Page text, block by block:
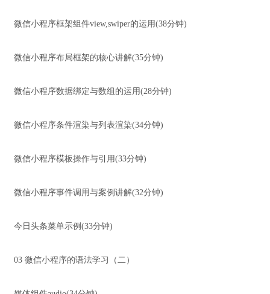
微信小程序框架组件view,swiper的运用(38分钟)
微信小程序布局框架的核心讲解(35分钟)
微信小程序数据绑定与数组的运用(28分钟)
微信小程序条件渲染与列表渲染(34分钟)
微信小程序模板操作与引用(33分钟)
微信小程序事件调用与案例讲解(32分钟)
今日头条菜单示例(33分钟)
03 微信小程序的语法学习（二）